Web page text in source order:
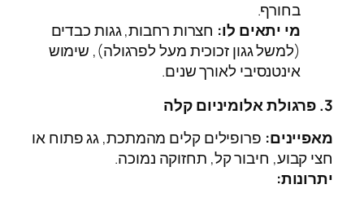
בחורף.
מי יתאים לו: חצרות רחבות, גגות כבדים
(למשל גגון זכוכית מעל לפרגולה), שימוש
אינטנסיבי לאורך שנים.
3. פרגולת אלומיניום קלה
מאפיינים: פרופילים קלים מהמתכת, גג פתוח או
חצי קבוע, חיבור קל, תחזוקה נמוכה.
יתרונות: